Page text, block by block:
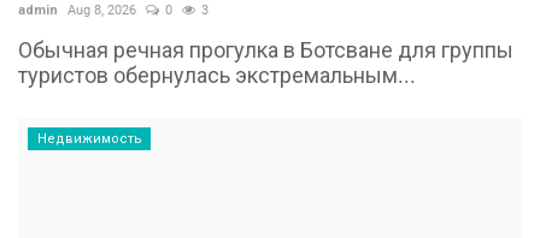
admin Aug 8, 2026 0 3
Обычная речная прогулка в Ботсване для группы
туристов обернулась экстремальным...
Недвижимость